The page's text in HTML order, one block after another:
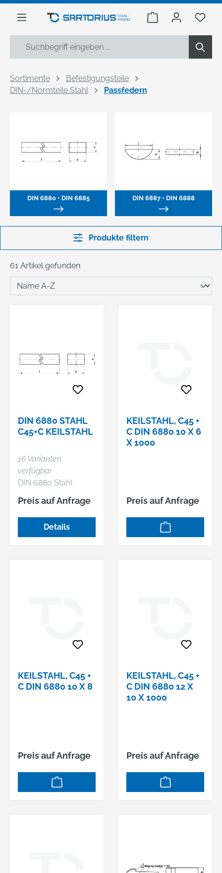
springen
Warenkorb Du
Sortimente
Befestigungsteile
DIN-/Normteile Stahl
Passfedern
DIN 6880 • DIN 6885 DIN 6887 • DIN 6888
Produkte filtern
61 Artikel gefunden
DIN 6880 STAHL
C45+C KEILSTAHL
16 Varianten
verfügbar
DIN 6880 Stahl
C45+C Keilstahl
Preis auf Anfrage
Details
KEILSTAHL, C45 +
C DIN 6880 10 X 6
X 1000
Preis auf Anfrage
KEILSTAHL, C45 +
C DIN 6880 10 X 8
Preis auf Anfrage
KEILSTAHL, C45 +
C DIN 6880 12 X
10 X 1000
Preis auf Anfrage